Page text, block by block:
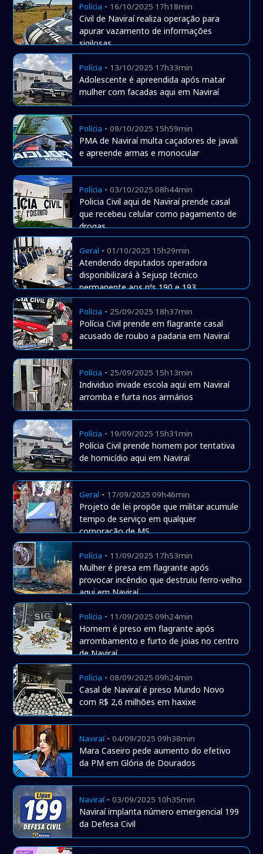
Polícia - 16/10/2025 17h18min
Civil de Naviraí realiza operação para
apurar vazamento de informações
sigilosas
Polícia - 13/10/2025 17h33min
Adolescente é apreendida após matar
mulher com facadas aqui em Naviraí
Polícia -09/10/2025 15h59min
PMA de Naviraí multa caçadores de javali
e apreende armas e monocular
Polícia -03/10/2025 08h44min
Policia Civil aqui de Naviraí prende casal
que recebeu celular como pagamento de
drogas
Geral -01/10/2025 15h29min
Atendendo deputados operadora
disponibilizará à Sejusp técnico
permanente aos nºs 190 e 193
Polícia - 25/09/2025 18h37min
Polícia Civil prende em flagrante casal
acusado de roubo a padaria em Naviraí
Polícia - 25/09/2025 15h13min
Individuo invade escola aqui em Naviraí
arromba e furta nos armários
Polícia - 19/09/2025 15h31min
Polícia Civil prende homem por tentativa
de homicídio aqui em Naviraí
Geral - 17/09/2025 09h46min
Projeto de lei propõe que militar acumule
tempo de serviço em qualquer
corporação de MS
Polícia - 11/09/2025 17h53min
Mulher é presa em flagrante após
provocar incêndio que destruiu ferro-velho
aqui em Naviraí
Polícia - 11/09/2025 09h24min
Homem é preso em flagrante após
arrombamento e furto de joias no centro
de Naviraí
Polícia -08/09/2025 09h24min
Casal de Naviraí é preso Mundo Novo
com R$ 2,6 milhões em haxixe
Naviraí-04/09/2025 09h38min
Mara Caseiro pede aumento do efetivo
da PM em Glória de Dourados
Naviraí-03/09/2025 10h35min
Naviraí implanta número emergencial 199
da Defesa Civil